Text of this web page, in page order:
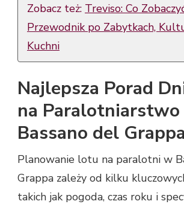
Zobacz też: Treviso: Co
Przewodnik po Zabytkach,
Kuchni
Najlepsza Porad
na
Bassano del Grappa
Planowanie lotu na paralotni w
Grappa zależy od kilku
takich jak pogoda, czas roku i